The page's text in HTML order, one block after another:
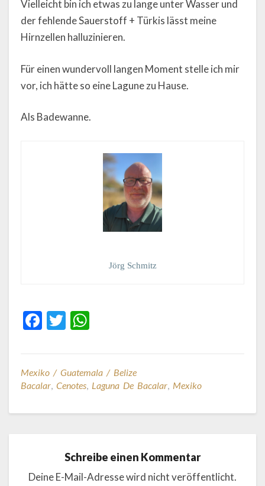
Vielleicht bin ich etwas zu lange unter Wasser und
der fehlende Sauerstoff + Türkis lässt meine
Hirnzellen halluzinieren.
Für einen wundervoll langen Moment stelle ich mir
vor, ich hätte so eine Lagune zu Hause.
Als Badewanne.
Jörg Schmitz
F
e
b
o
o
T
itt
er
at
s
A
p
Mexiko / Guatemala / Belize
Bacalar, Cenotes, Laguna De Bacalar, Mexiko
Schreibe einen Kommentar
Deine E-Mail-Adresse wird nicht veröffentlicht.